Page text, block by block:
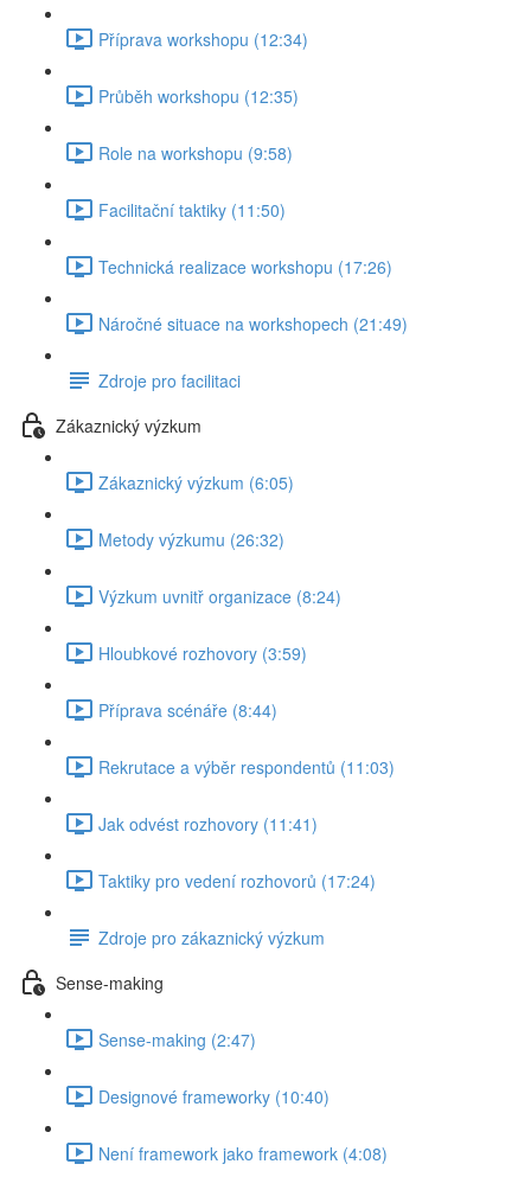
Příprava workshopu (12:34)
Průběh workshopu (12:35)
Role na workshopu (9:58)
Facilitační taktiky (11:50)
Technická realizace workshopu (17:26)
Náročné situace na workshopech (21:49)
Zdroje pro facilitaci
Zákaznický výzkum
Zákaznický výzkum (6:05)
Metody výzkumu (26:32)
Výzkum uvnitř organizace (8:24)
Hloubkové rozhovory (3:59)
Příprava scénáře (8:44)
Rekrutace a výběr respondentů (11:03)
Jak odvést rozhovory (11:41)
Taktiky pro vedení rozhovorů (17:24)
Zdroje pro zákaznický výzkum
Sense-making
Sense-making (2:47)
Designové frameworky (10:40)
Není framework jako framework (4:08)